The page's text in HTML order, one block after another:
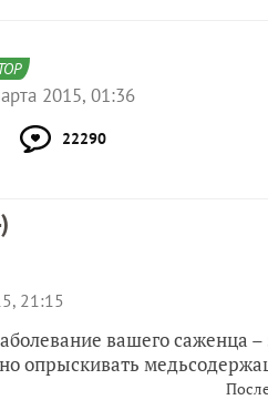
2015, 01:36
22290
)
21:15
вашего саженца
опрыскивать